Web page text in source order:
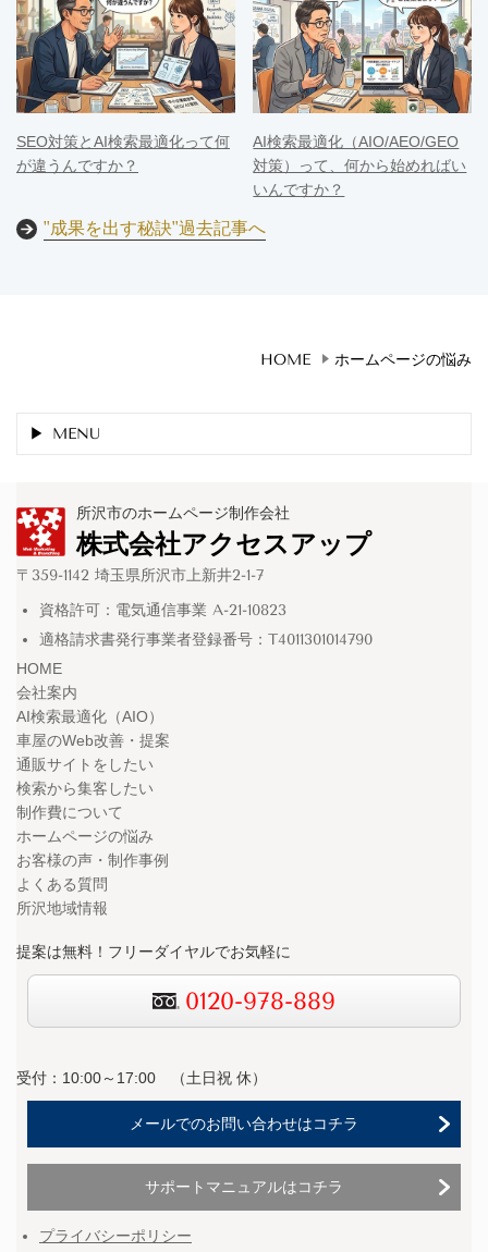
SEO対策とAI検索最適化って何
が違うんですか？
AI検索最適化（AIO/AEO/GEO
対策）って、何から始めればい
いんですか？
"成果を出す秘訣"過去記事へ
HOME ホームページの悩み
MENU
所沢市のホームページ制作会社
株式会社アクセスアップ
〒359-1142 埼玉県所沢市上新井2-1-7
資格許可：電気通信事業 A-21-10823
適格請求書発行事業者登録番号：T4011301014790
HOME
会社案内
AI検索最適化（AIO）
車屋のWeb改善・提案
通販サイトをしたい
検索から集客したい
制作費について
ホームページの悩み
お客様の声・制作事例
よくある質問
所沢地域情報
提案は無料！フリーダイヤルでお気軽に
0120-978-889
受付：10:00～17:00 （土日祝 休）
メールでのお問い合わせはコチラ
サポートマニュアルはコチラ
プライバシーポリシー